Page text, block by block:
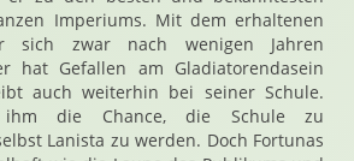
Imperiums. Mit dem erhaltenen
sich zwar nach wenigen Jahren
hat Gefallen am Gladiatorendasein
auch weiterhin bei seiner Schule.
ihm die Chance, die Schule zu
Lanista zu werden. Doch Fortunas